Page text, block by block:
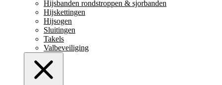
Hijsbanden rondstroppen & sjorbanden
Hijskettingen
Hijsogen
Sluitingen
Takels
Valbeveiliging